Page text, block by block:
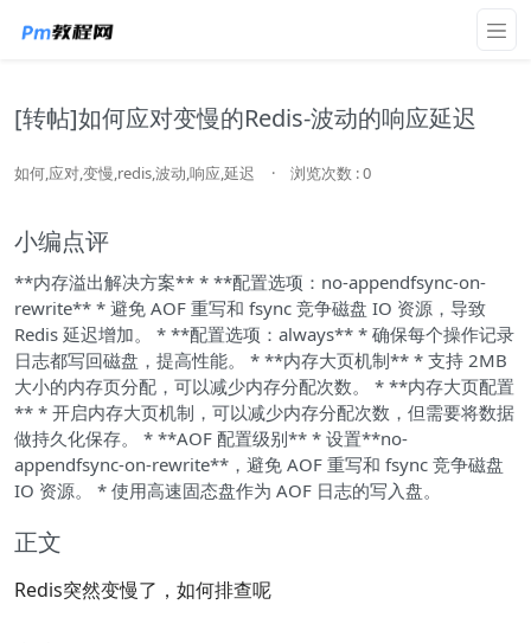
[转帖]如何应对变慢的Redis-波动的响应延迟
如何,应对,变慢,redis,波动,响应,延迟 · 浏览次数 : 0
小编点评
**内存溢出解决方案** * **配置选项：no-appendfsync-on-
rewrite** * 避免 AOF 重写和 fsync 竞争磁盘 IO 资源，导致
Redis 延迟增加。 * **配置选项：always** * 确保每个操作记录
日志都写回磁盘，提高性能。 * **内存大页机制** * 支持 2MB
大小的内存页分配，可以减少内存分配次数。 * **内存大页配置
** * 开启内存大页机制，可以减少内存分配次数，但需要将数据
做持久化保存。 * **AOF 配置级别** * 设置**no-
appendfsync-on-rewrite**，避免 AOF 重写和 fsync 竞争磁盘
IO 资源。 * 使用高速固态盘作为 AOF 日志的写入盘。
正文
Redis突然变慢了，如何排查呢